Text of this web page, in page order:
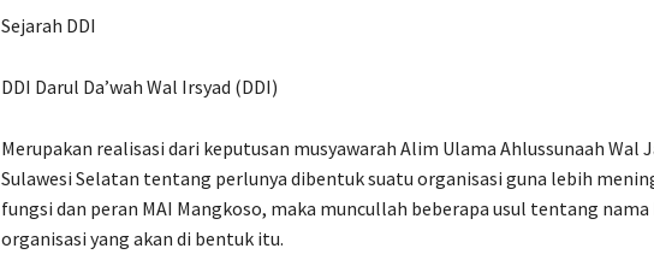
Sejarah DDI
DDI Darul Da’wah Wal Irsyad (DDI)
Merupakan realisasi dari keputusan musyawarah Alim Ulama Ahlussunaah Wal
Sulawesi Selatan tentang perlunya dibentuk suatu organisasi guna lebih
fungsi dan peran MAI Mangkoso, maka muncullah beberapa usul tentang nama
organisasi yang akan di bentuk itu.